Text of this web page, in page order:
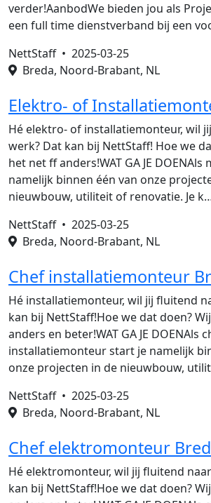
verder!AanbodWe bieden jou als
een full time dienstverband bij een
NettStaff • 2025-03-25
Breda, Noord-Brabant, NL
Elektro- of
Hé elektro- of installatiemonteur, wil
werk? Dat kan bij NettStaff! Hoe we
het net ff anders!WAT GA JE
namelijk binnen één van onze
nieuwbouw, utiliteit of renovatie. Je
NettStaff • 2025-03-25
Breda, Noord-Brabant, NL
Chef installatiemonteur
Hé installatiemonteur, wil jij fluitend
kan bij NettStaff!Hoe we dat doen?
anders en beter!WAT GA JE DOENAls
installatiemonteur start je namelijk
onze projecten in de nieuwbouw,
NettStaff • 2025-03-25
Breda, Noord-Brabant, NL
Chef elektromonteur
Hé elektromonteur, wil jij fluitend
kan bij NettStaff!Hoe we dat doen?